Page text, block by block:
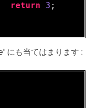
return 3 ;
にも当てはまります :